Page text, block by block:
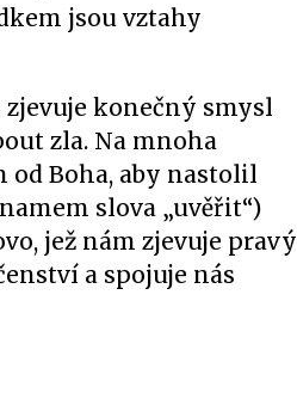
jsou vztahy
zjevuje konečný smysl
zla. Na mnoha
od Boha, aby nastolil
slova „uvěřit“)
jež nám zjevuje pravý
a spojuje nás